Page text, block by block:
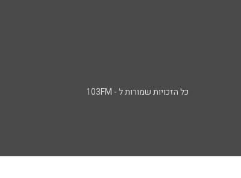
כל הזכויות שמורות ל - 103FM